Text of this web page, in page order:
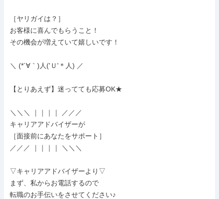
［ヤリガイは？］
お客様に喜んでもらうこと！
その機会が増えていて嬉しいです！
＼ (*´∀｀)人('Ｕ'＊人) ／
【とりあえず】迷ってても応募OK★
＼＼＼ ｜｜｜｜ ／／／
キャリアアドバイザーが
［面接前にあなたをサポート］
／／／ ｜｜｜｜ ＼＼＼
▽キャリアアドバイザーより▽
まず、私からお電話するので
転職のお手伝いをさせてください♪